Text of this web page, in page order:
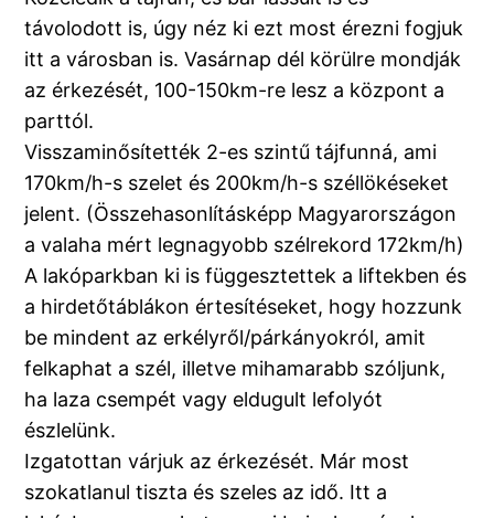
távolodott is, úgy néz ki ezt most érezni fogjuk
itt a városban is. Vasárnap dél körülre mondják
az érkezését, 100-150km-re lesz a központ a
parttól.
Visszaminősítették 2-es szintű tájfunná, ami
170km/h-s szelet és 200km/h-s széllökéseket
jelent. (Összehasonlításképp Magyarországon
a valaha mért legnagyobb szélrekord 172km/h)
A lakóparkban ki is függesztettek a liftekben és
a hirdetőtáblákon értesítéseket, hogy hozzunk
be mindent az erkélyről/párkányokról, amit
felkaphat a szél, illetve mihamarabb szóljunk,
ha laza csempét vagy eldugult lefolyót
észlelünk.
Izgatottan várjuk az érkezését. Már most
szokatlanul tiszta és szeles az idő. Itt a